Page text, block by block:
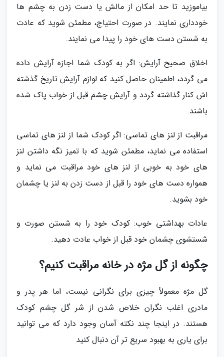
بیاموزید تا حد امکان از مالش یا دست زدن به چشم ها
خودداری نمایند. در صورت احتیاج، مطمئن شوید که عادت
به شستن دست های خود را پیدا می نمایند.
اخلاق صحیح آرایش: اگر به کودک شما اجازه آرایش داده
می گردد، اطمینان حاصل کنید که لوازم آرایش تاریخ گذشته
اش کنار گذاشته گردد و آرایش چشم قبل از خواب پاک شده
باشند.
مراقبت از لنز های تماسی: اگر کودک شما از لنز های تماسی
استفاده می نماید، مطمئن شوید که با تمیز نگه داشتن لنز
های خود به خوبی از لنز های خود مراقبت می نماید و
همواره دست های خود را قبل از دست زدن به لنز یا چشمان
خود بشوید.
عادات بهداشتی خوب: کودک خود را به شستن صورت و
شستشوی چشمان خود قبل از خواب عادت دهید.
چگونه از گل مژه در خانه مراقبت کنیم؟
گل مژه معمولاً چیزی برای نگرانی نیست، اما هر پدر و
مادری اغلب نگران خلاص شدن از شر گل چشم کودک
هستند. در اینجا چند نکته آسان وجود دارد که می توانید
برای یاری به بهبود سریع تر آن دنبال کنید